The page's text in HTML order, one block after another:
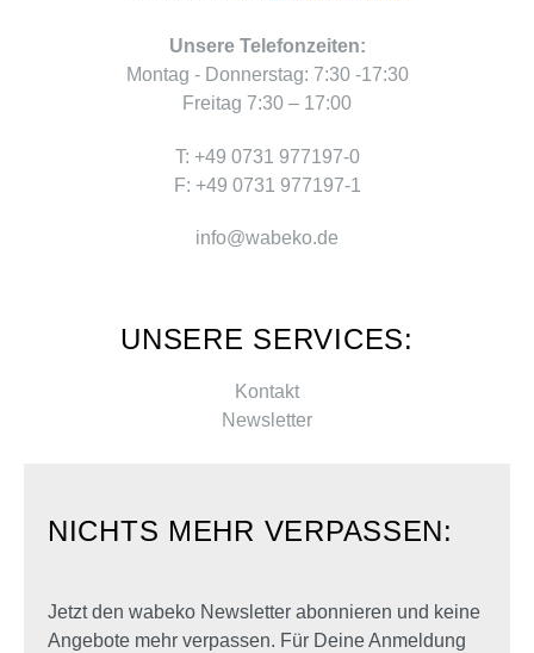
Unsere Telefonzeiten:
Montag - Donnerstag: 7:30 -17:30
Freitag 7:30 – 17:00
T: +49 0731 977197-0
F: +49 0731 977197-1
info@wabeko.de
UNSERE SERVICES:
Kontakt
Newsletter
NICHTS MEHR VERPASSEN:
Jetzt den wabeko Newsletter abonnieren und keine
Angebote mehr verpassen. Für Deine Anmeldung